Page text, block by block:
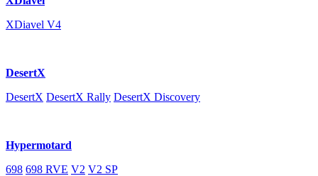
XDiavel V4
DesertX
DesertX DesertX Rally DesertX Discovery
Hypermotard
698 698 RVE V2 V2 SP